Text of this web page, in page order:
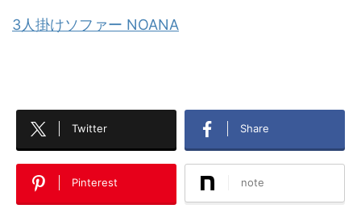
3人掛けソファー NOANA
Twitter Share
Pinterest note